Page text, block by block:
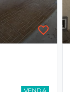
VENDA